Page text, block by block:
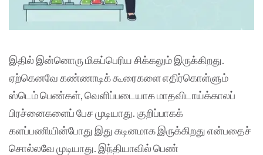
இதில் இன்னொரு மிகப்பெரிய சிக்கலும் இருக்கிறது.
ஏற்கெனவே கண்ணாடிக் கூரைகளை எதிர்கொள்ளும்
ஸ்டெம் பெண்கள், வெளிப்படையாக மாதவிடாய்க்காலப்
பிரச்னைகளைப் பேச முடியாது. குறிப்பாகக்
களப்பணியின்போது இது கடினமாக இருக்கிறது என்பதைச்
சொல்லவே முடியாது. இந்தியாவில் பெண்